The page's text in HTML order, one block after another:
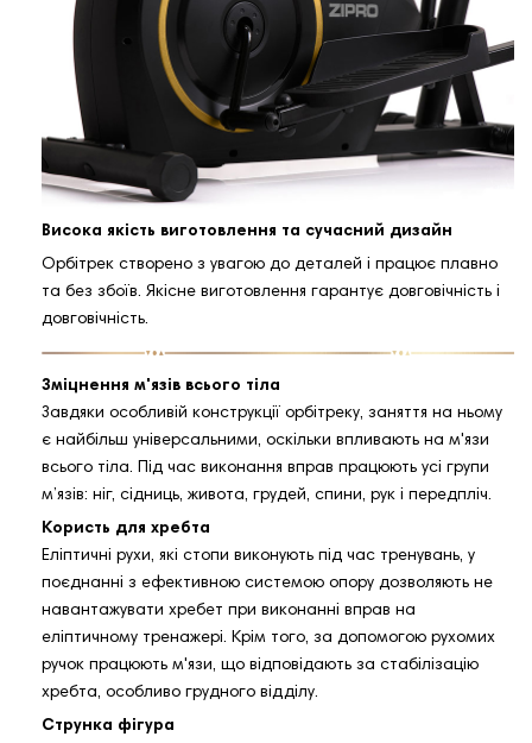
Висока якість виготовлення та сучасний дизайн
Орбітрек створено з увагою до деталей і працює плавно
та без збоїв. Якісне виготовлення гарантує довговічність і
довговічність.
Зміцнення м'язів всього тіла
Завдяки особливій конструкції орбітреку, заняття на ньому
є найбільш універсальними, оскільки впливають на м'язи
всього тіла. Під час виконання вправ працюють усі групи
м’язів: ніг, сідниць, живота, грудей, спини, рук і передпліч.
Користь для хребта
Еліптичні рухи, які стопи виконують під час тренувань, у
поєднанні з ефективною системою опору дозволяють не
навантажувати хребет при виконанні вправ на
еліптичному тренажері. Крім того, за допомогою рухомих
ручок працюють м'язи, що відповідають за стабілізацію
хребта, особливо грудного відділу.
Струнка фігура